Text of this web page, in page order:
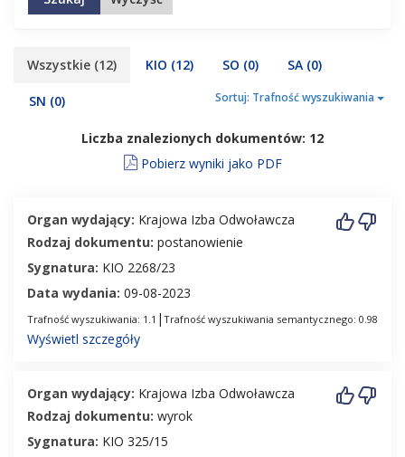
Wszystkie (12) KIO (12) SO (0) SA (0)
SN (0) Sortuj: Trafność wyszukiwania
Liczba znalezionych dokumentów: 12
Pobierz wyniki jako PDF
Organ wydający: Krajowa Izba Odwoławcza
Rodzaj dokumentu: postanowienie
Sygnatura: KIO 2268/23
Data wydania: 09-08-2023
Trafność wyszukiwania: 1.1 | Trafność wyszukiwania semantycznego: 0.98
Wyświetl szczegóły
Organ wydający: Krajowa Izba Odwoławcza
Rodzaj dokumentu: wyrok
Sygnatura: KIO 325/15